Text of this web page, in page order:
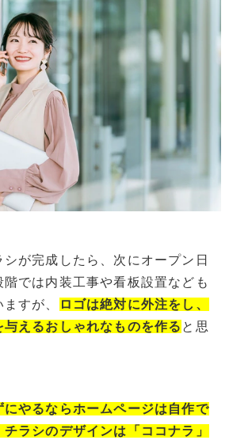
が完成したら、次にオープン日
では内装工事や看板設置なども
すが、
ロゴは絶対に外注をし、
えるおしゃれなものを作る と思
にやるならホームページは自作で
ラシのデザインは「ココナラ」